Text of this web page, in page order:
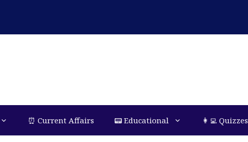
⏰ Current Affairs 📟 Educational 👩‍💻 Quizzes